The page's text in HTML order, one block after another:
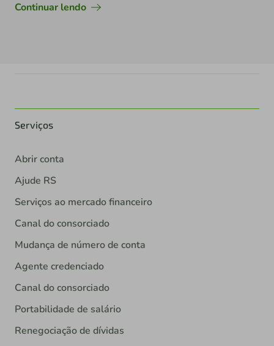
Continuar lendo
Serviços
Abrir conta
Ajude RS
Serviços ao mercado financeiro
Canal do consorciado
Mudança de número de conta
Agente credenciado
Canal do consorciado
Portabilidade de salário
Renegociação de dívidas